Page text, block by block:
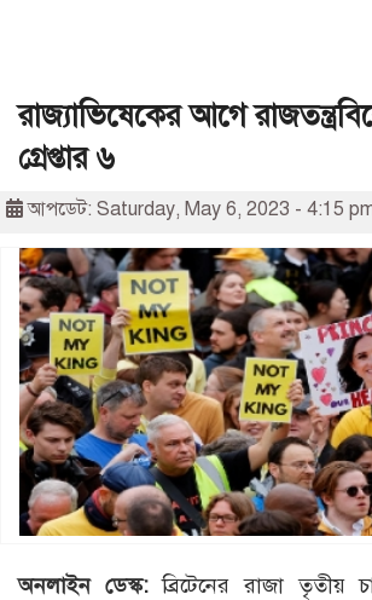
রাজ্যাভিষেকের আগে
গ্রেপ্তার ৬
আপডেট: Saturday, May 6, 2023 - 4:15
অনলাইন ডেস্ক:ব্রিটেনের রাজা তৃতীয়